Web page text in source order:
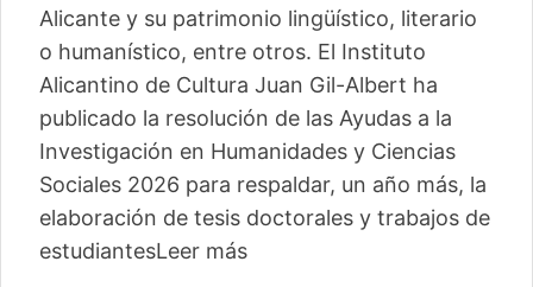
Alicante y su patrimonio lingüístico, literario
o humanístico, entre otros. El Instituto
Alicantino de Cultura Juan Gil-Albert ha
publicado la resolución de las Ayudas a la
Investigación en Humanidades y Ciencias
Sociales 2026 para respaldar, un año más, la
elaboración de tesis doctorales y trabajos de
estudiantesLeer más